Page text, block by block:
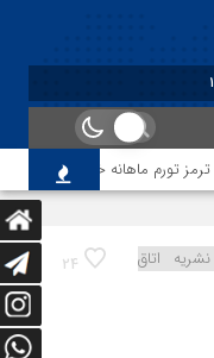
ترمز تورم ماهانه خراسان رضوی
24
نشریه اتاق